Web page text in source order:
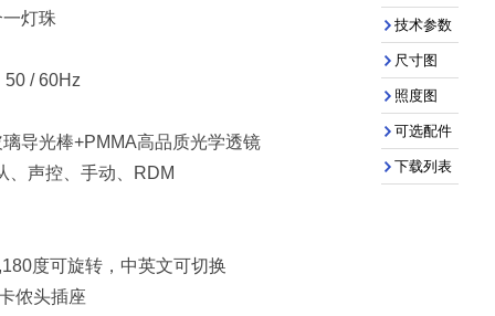
技术参数
尺寸图
照度图
可选配件
下载列表
灯珠
/ 60Hz
璃导光棒+PMMA高品质光学透镜
、声控、手动、RDM
度可旋转，中英文可切换
侬头插座